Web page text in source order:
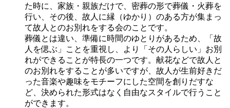
た時に、家族・親族だけで、密葬の形で葬儀・火葬を
行い、その後、故人に縁（ゆかり）のある方が集まっ
て故人とのお別れをする会のことです。
葬儀とは違い、準備に時間のゆとりがあるため、「故
人を偲ぶ」ことを重視し、より「その人らしい」お別
れができることが特長の一つです。献花などで故人と
のお別れをすることが多いですが、故人が生前好きだ
った音楽や趣味をモチーフにした空間を創りだすな
ど、決められた形式はなく自由なスタイルで行うこと
ができます。